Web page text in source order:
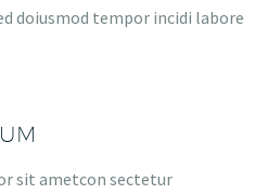
doiusmod tempor incidi labore
sit ametcon sectetur